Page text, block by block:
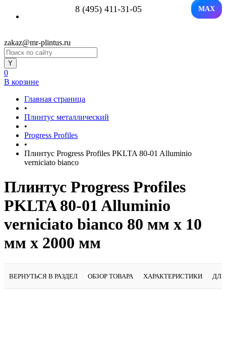
8 (495) 411-31-05 MAX
zakaz@mr-plintus.ru
0
В корзине
Главная страница
•
Плинтус металлический
•
Progress Profiles
•
Плинтус Progress Profiles PKLTA 80-01 Alluminio
verniciato bianco
Плинтус Progress Profiles
PKLTA 80-01 Alluminio
verniciato bianco 80 мм x 10
мм х 2000 мм
ВЕРНУТЬСЯ В РАЗДЕЛ ОБЗОР ТОВАРА ХАРАКТЕРИСТИКИ